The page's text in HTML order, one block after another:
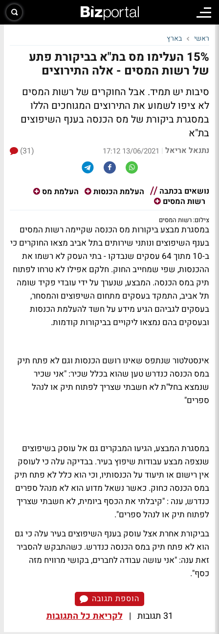
ראשי בארץ
15% העלימו מס בת"א בביקורת פתע
של רשות המסים - אלה התירוצים
סיבות יש תמיד. אבל החוקרים של רשות המסים
לא ציפו לשמוע את התירוצים המגוחכים הללו
במסגרת ביקורת של מס הכנסה בענף השיפוצים
בת"א
נתנאל אריאל |
13/06/2021 17:12
(31)
נושאים בכתבה העלמת הכנסות
העלמת מס
רשות המסים
צילום: רשות המסים
במסגרת מבצע ביקורות מס הכנסה שקיימה רשות המסים
בענף השיפוצים ונותני שירותים בתל אביב מצאו החוקרים כי
ב-10 מתוך 64 עסקים שנבדקו - בתי העסק לא רשמו את
ההכנסות, שפי שמחייב החוק. חלקם אפילו לא טרחו לפתוח
תיק במס הכנסה. המבצע, שנערך על ידי עובדי פקיד שומה
תל אביב, התמקד בעסקים מתחום השיפוצים והמסחר,
בעסקים לגביהם הגיע מידע על חשד להעלמת הכנסות
ובעסקים בהם נמצאו ליקויים בביקורות קודמות.
אינסטלטור שנתפס שאינו רושם הכנסות וגם לא פתח תיק
במס הכנסה כנדרש טען שהוא בכלל שכיר: "אני שכיר
שנמצא בחל"ת לא חשבתי שצריך לפתוח תיק או לנהל
ספרים"
במסגרת המבצע, הגיעו המבקרים גם אל עוסק בשיפוצים
שנצפה מבצע עבודות שיפוץ בעיר. בבדיקה עלה כי לעוסק
אין רישום או תיעוד על הכנסותיו, וכי הוא כלל לא פתח תיק
במס הכנסה כחוק. כאשר נשאל מדוע הוא לא מנהל ספרים
כנדרש, ענה : "קיבלתי את הכסף ביומית, לא חשבתי שצריך
לפתוח תיק או לנהל ספרים".
בביקורת אחרת אצל עוסק בענף השיפוצים בעיר עלה כי גם
הוא לא פתח תיק במס הכנסה כנדרש. כשהתבקש להסביר
זאת ענה: "אני עושה עבודה לחברים, בקושי מרוויח מזה
כסף".
הוספת תגובה
31 תגובות | לקריאת כל התגובות